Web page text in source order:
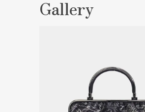
Gallery